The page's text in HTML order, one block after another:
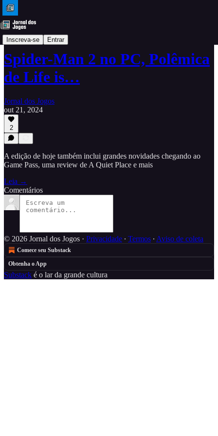
Inscreva-se Entrar
Resumo de notícias
Spider-Man 2 no PC, Polêmica
de Life is…
Jornal dos Jogos
out 21, 2024
2
A edição de hoje também inclui grandes novidades chegando ao
Game Pass, uma review de A Quiet Place e mais
Leia →
Comentários
© 2026 Jornal dos Jogos · Privacidade ∙ Termos ∙ Aviso de coleta
Comece seu Substack
Obtenha o App
Substack é o lar da grande cultura